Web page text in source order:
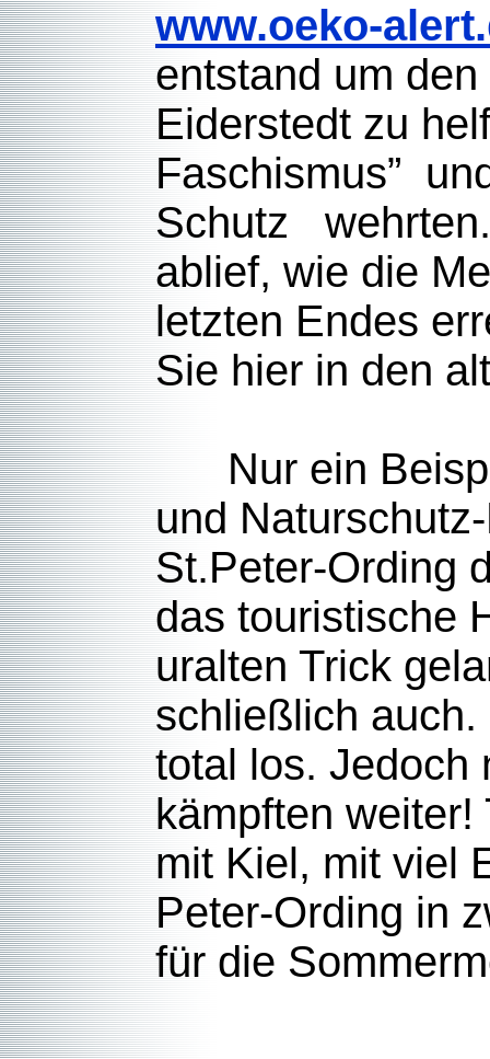
www.oeko-
entstand um
Eiderstedt zu
Faschismus”
Schutz
ablief, wie die
letzten Endes
Sie hier
Nur ein
und
St.Peter-Ording
das touristische
uralten Trick
schließlich
total los. Jedoch
kämpften
mit Kiel, mit viel
Peter-Ording in
für die